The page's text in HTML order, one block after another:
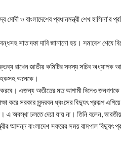
মোদী ও বাংলাদেশের প্রধানমন্ত্রী শেখ হাসিনা’র
সাত দফা দাবি জানানো হয়। সমাবেশ শেষে
রাখেন জাতীয় কমিটির সদস্য সচিব অধ্যাপক
অনেকে।
এজন্য অতীতের মত আগামী দিনেও জনগণকে
করে সরকার সুন্দরবন ধ্বংসের বিদ্যুৎ প্রকল্প
এ অবস্থা চলতে দেয়া যায় না। তিনি বলেন,
আসন্ন বাংলাদেশ সফরের সময় রামপাল বিদ্যুৎ